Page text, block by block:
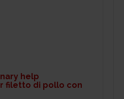
help
filetto di pollo con